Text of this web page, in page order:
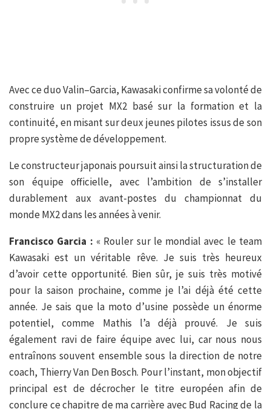
Avec ce duo Valin–Garcia, Kawasaki confirme sa volonté de
construire un projet MX2 basé sur la formation et la
continuité, en misant sur deux jeunes pilotes issus de son
propre système de développement.
Le constructeur japonais poursuit ainsi la structuration de
son équipe officielle, avec l’ambition de s’installer
durablement aux avant-postes du championnat du
monde MX2 dans les années à venir.
Francisco Garcia : « Rouler sur le mondial avec le team
Kawasaki est un véritable rêve. Je suis très heureux
d’avoir cette opportunité. Bien sûr, je suis très motivé
pour la saison prochaine, comme je l’ai déjà été cette
année. Je sais que la moto d’usine possède un énorme
potentiel, comme Mathis l’a déjà prouvé. Je suis
également ravi de faire équipe avec lui, car nous nous
entraînons souvent ensemble sous la direction de notre
coach, Thierry Van Den Bosch. Pour l’instant, mon objectif
principal est de décrocher le titre européen afin de
conclure ce chapitre de ma carrière avec Bud Racing de la